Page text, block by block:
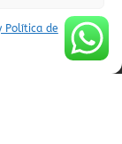
Política de